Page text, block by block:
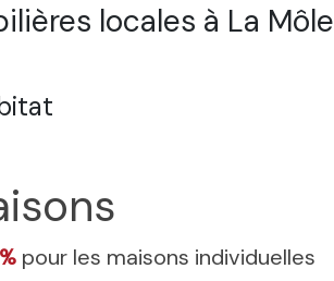
locales à La Môle
pour les maisons individuelles